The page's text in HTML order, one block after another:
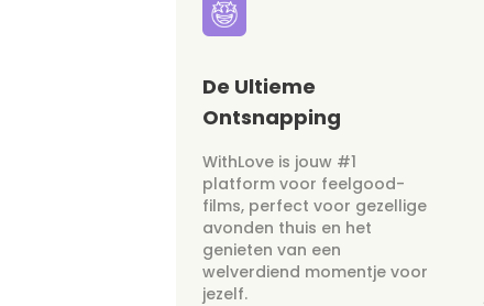
De Ultieme
Ontsnapping
WithLove is jouw #1
platform voor feelgood-
films, perfect voor gezellige
avonden thuis en het
genieten van een
welverdiend momentje voor
jezelf.